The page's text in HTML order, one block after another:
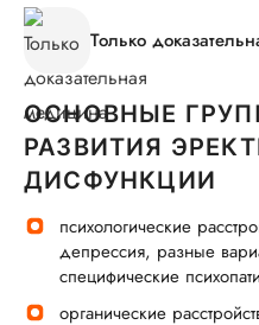
Только
ОСНОВНЫЕ
РАЗВИТИЯ
ДИСФУНКЦИИ
психологические
депрессия, разные
специфические
органические